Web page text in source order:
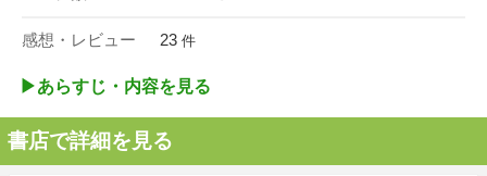
感想・レビュー 23 件
▶︎あらすじ・内容を見る
書店で詳細を見る